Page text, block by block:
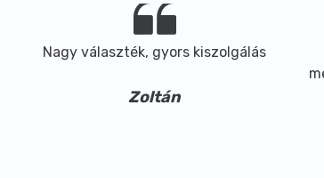
Nagy választék, gyors kiszolgálás
Zoltán